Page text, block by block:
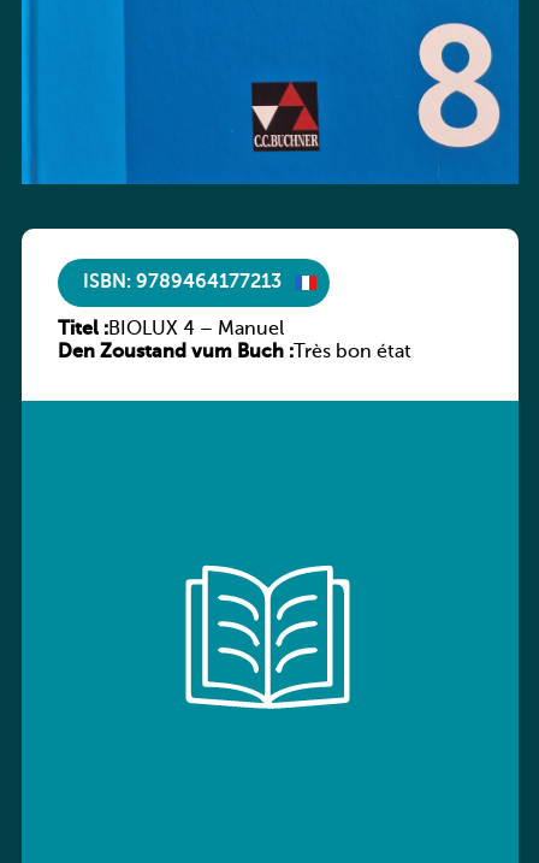
ISBN: 9789464177213
Titel :BIOLUX 4 – Manuel
Den Zoustand vum Buch :Très bon état